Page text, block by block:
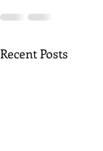
Recent Posts